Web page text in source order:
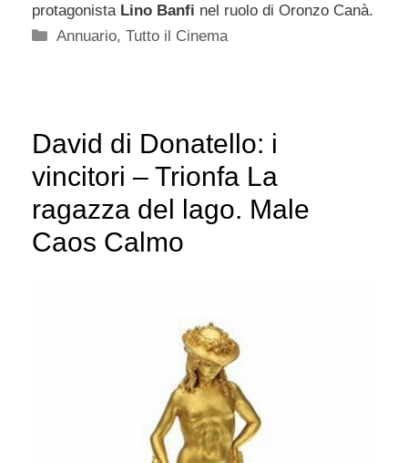
protagonista Lino Banfi nel ruolo di Oronzo Canà.
Categorie
Annuario,Tutto il Cinema
David di Donatello: i
vincitori – Trionfa La
ragazza del lago. Male
Caos Calmo